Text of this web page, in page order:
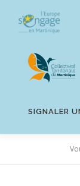
contenu
SIGNALER